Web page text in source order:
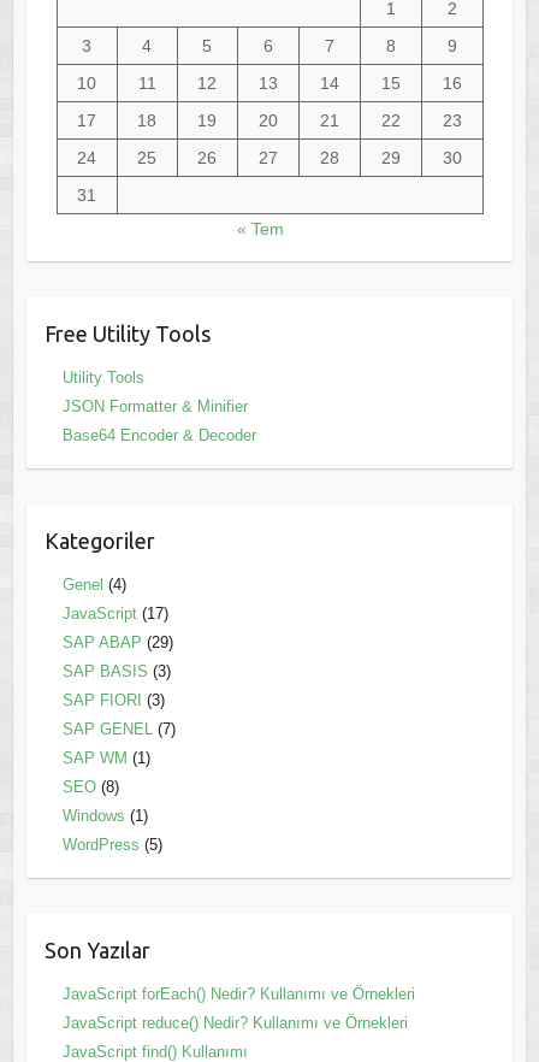
1
2
3
4 5 6 7 8
9
10
11 12 13 14 15
16
17
18 19 20 21 22
23
24
25 26 27 28 29
30
31
« Tem
Free Utility Tools
Utility Tools
JSON Formatter & Minifier
Base64 Encoder & Decoder
Kategoriler
Genel (4)
JavaScript(17)
SAP ABAP (29)
SAP BASIS (3)
SAP FIORI (3)
SAP GENEL
(7)
SAP WM (1)
SEO(8)
Windows (1)
WordPress (5)
Son Yazılar
JavaScript forEach() Nedir? Kullanımı ve Örnekleri
JavaScript reduce() Nedir? Kullanımı ve Örnekleri
JavaScript find() Kullanımı